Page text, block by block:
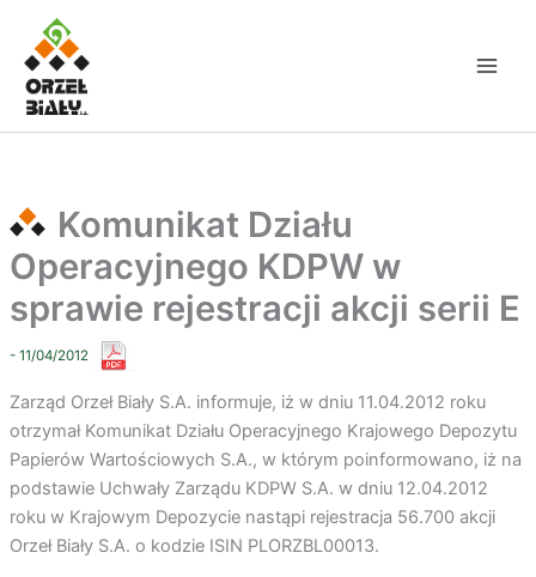
Przejdź
treści
Komunikat Działu
Operacyjnego KDPW w
sprawie rejestracji akcji serii E
- 11/04/2012
Zarząd Orzeł Biały S.A. informuje, iż w dniu 11.04.2012 roku
otrzymał Komunikat Działu Operacyjnego Krajowego Depozytu
Papierów Wartościowych S.A., w którym poinformowano, iż na
podstawie Uchwały Zarządu KDPW S.A. w dniu 12.04.2012
roku w Krajowym Depozycie nastąpi rejestracja 56.700 akcji
Orzeł Biały S.A. o kodzie ISIN PLORZBL00013.